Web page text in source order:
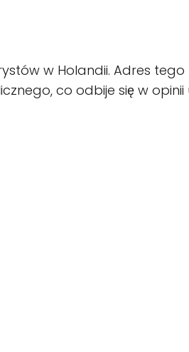
w Holandii. Adres tego
co odbije się w opinii